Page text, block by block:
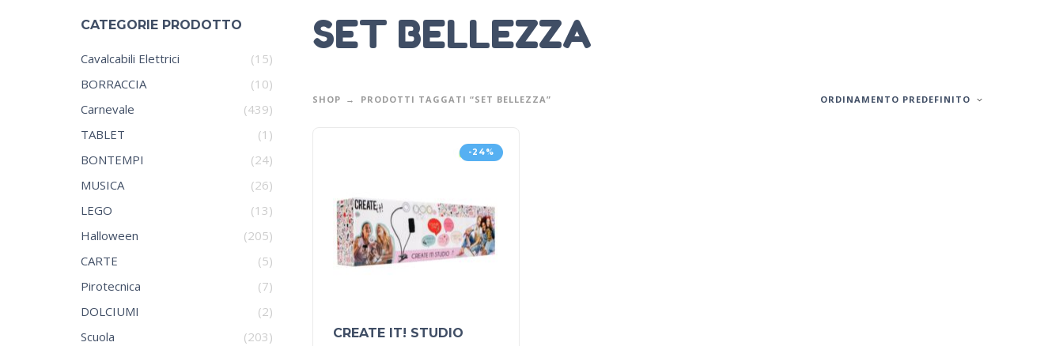
CATEGORIE PRODOTTO
Cavalcabili Elettrici
(15)
BORRACCIA
(10)
Carnevale
(439)
TABLET
(1)
BONTEMPI
(24)
MUSICA
(26)
LEGO
(13)
Halloween
(205)
CARTE
(5)
Pirotecnica
(7)
DOLCIUMI
(2)
Scuola
(203)
SET BELLEZZA
SHOP PRODOTTI TAGGATI “SET BELLEZZA” ORDINAMENTO PREDEFINITO
-24%
CREATE IT! STUDIO